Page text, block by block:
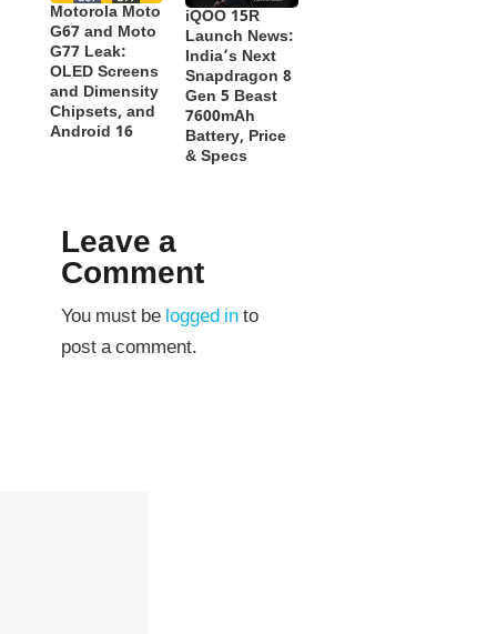
Motorola Moto
G67 and Moto
G77 Leak:
OLED Screens
and Dimensity
Chipsets, and
Android 16
iQOO 15R
Launch News:
India’s Next
Snapdragon 8
Gen 5 Beast
7600mAh
Battery, Price
& Specs
Leave a
Comment
You must be logged into
post a comment.